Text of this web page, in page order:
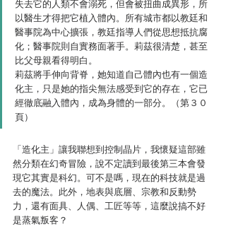
失去它的人類不會溺死，但會被扭曲成異形，所
以醫生才得把它植入體內。所有城市都以教廷和
醫事院為中心擴張，教廷指導人們從思想抵抗腐
化；醫事院則自實務面著手。莉茲很清楚，甚至
比父母親看得明白。
莉茲將手伸向背脊，她知道自己體內也有一個造
化主，只是她的指尖無法感受到它的存在，它已
經徹底融入體內，成為身體的一部分。（第３０
頁）
「造化主」讓我聯想到控制晶片，我懷疑這部雖
然分類在幻奇冒險，說不定讀到最後第三本會發
現它其實是科幻。可不是嗎，現在的科技就是過
去的魔法。此外，地表與底層、宗教和反動勢
力，還有面具、人偶、工匠等等，這麼說搞不好
是蒸氣叛客？